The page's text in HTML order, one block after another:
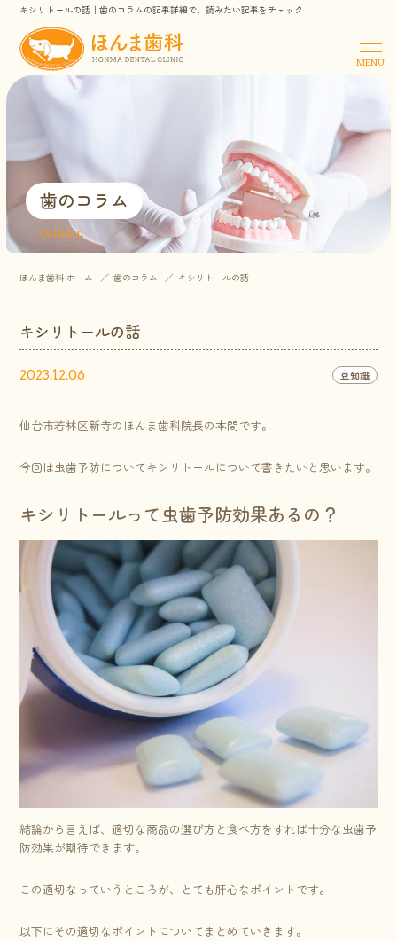
キシリトールの話｜歯のコラムの記事詳細で、読みたい記事をチェック
MENU
歯のコラム
column
ほんま歯科 ホーム 歯のコラム キシリトールの話
キシリトールの話
2023.12.06 豆知識
仙台市若林区新寺のほんま歯科院長の本間です。
今回は虫歯予防についてキシリトールについて書きたいと思います。
キシリトールって虫歯予防効果あるの？
結論から言えば、適切な商品の選び方と食べ方をすれば十分な虫歯予
防効果が期待できます。
この適切なっていうところが、とても肝心なポイントです。
以下にその適切なポイントについてまとめていきます。